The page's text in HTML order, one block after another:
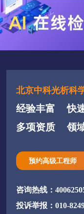
北京中科光析科
经验丰富
快
多项资质
领
预约高级工程师
咨询热线：
投诉举报：010-